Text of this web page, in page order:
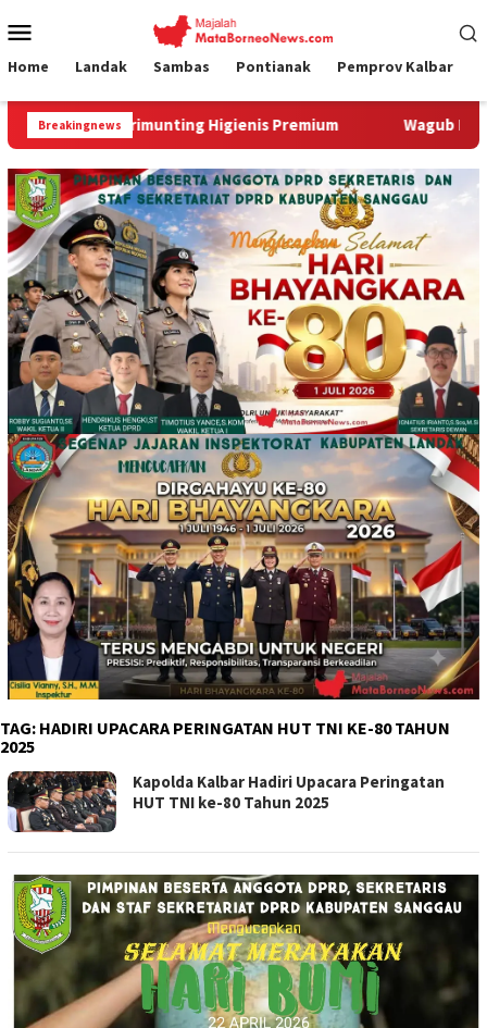
ke
Mobile
Home Landak Sambas Pontianak Pemprov Kalbar
Breakingnews
Higienis Premium Wagub Krisantus
TAG: HADIRI UPACARA PERINGATAN HUT TNI KE-80 TAHUN
2025
Kapolda Kalbar Hadiri Upacara Peringatan
HUT TNI ke-80 Tahun 2025